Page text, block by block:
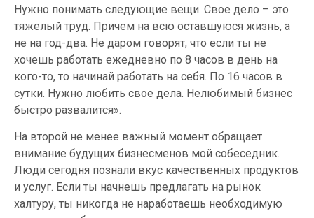
Нужно понимать следующие вещи. Свое дело – это
тяжелый труд. Причем на всю оставшуюся жизнь, а
не на год-два. Не даром говорят, что если ты не
хочешь работать ежедневно по 8 часов в день на
кого-то, то начинай работать на себя. По 16 часов в
сутки. Нужно любить свое дела. Нелюбимый бизнес
быстро развалится».
На второй не менее важный момент обращает
внимание будущих бизнесменов мой собеседник.
Люди сегодня познали вкус качественных продуктов
и услуг. Если ты начнешь предлагать на рынок
халтуру, ты никогда не наработаешь необходимую